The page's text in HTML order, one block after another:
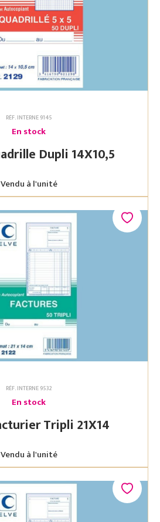
RÉF. INTERNE 9145
En stock
Carnet Quadrille Dupli 14X10,5
Vendu à l'unité
RÉF. INTERNE 9532
En stock
Carnet Facturier Tripli 21X14
Vendu à l'unité